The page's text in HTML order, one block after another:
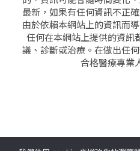
最新，如果有任何資訊不正
由於依賴本網站上的資訊而
任何在本網站上提供的資訊
議、診斷或治療。在做出任
合格醫療專業